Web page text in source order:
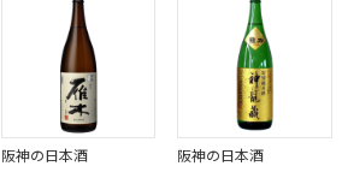
阪神の日本酒
阪神の日本酒